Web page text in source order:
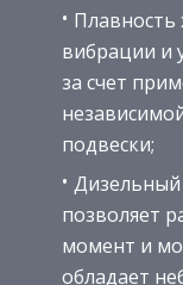
вибрации и
за счет
подвески;
Дизельный
позволяет
момент и
обладает